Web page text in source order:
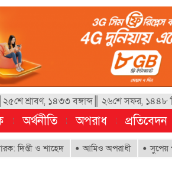
শ্রাবণ, ১৪৩৩ বঙ্গাব্দ║ ২৬শে সফর, ১৪৪৮
অর্থনীতি অপরাধ প্রতিবেদন
ও শাহেদ আমিও অপরাধী সুপেয় পানির